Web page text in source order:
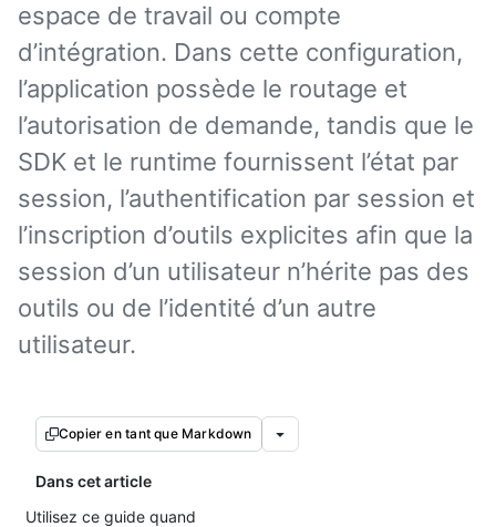
espace de travail ou compte
d’intégration. Dans cette configuration,
l’application possède le routage et
l’autorisation de demande, tandis que le
SDK et le runtime fournissent l’état par
session, l’authentification par session et
l’inscription d’outils explicites afin que la
session d’un utilisateur n’hérite pas des
outils ou de l’identité d’un autre
utilisateur.
Copier en tant que Markdown
Dans cet article
Utilisez ce guide quand